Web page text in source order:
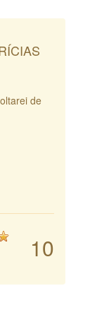
de
10